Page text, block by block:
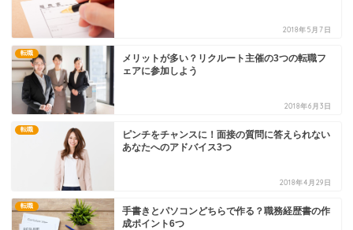
2018年5月7日
転職
メリットが多い？リクルート主催の3つの転職フ
ェアに参加しよう
2018年6月3日
転職
ピンチをチャンスに！面接の質問に答えられない
あなたへのアドバイス3つ
2018年4月29日
転職
手書きとパソコンどちらで作る？職務経歴書の作
成ポイント6つ